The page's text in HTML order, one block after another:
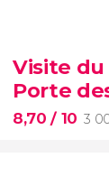
Visite du
Porte
8,70/ 10 3